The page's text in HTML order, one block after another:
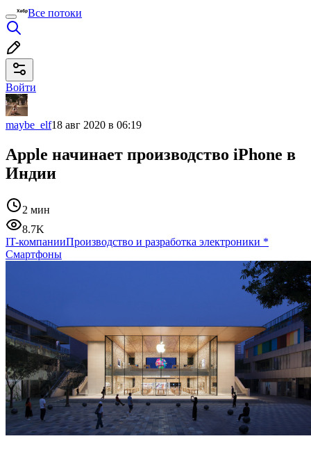
Все потоки
Войти
maybe_elf18 авг 2020 в 06:19
Apple начинает производство iPhone в
Индии
2 мин
8.7K
IT-компанииПроизводство и разработка электроники *
Смартфоны